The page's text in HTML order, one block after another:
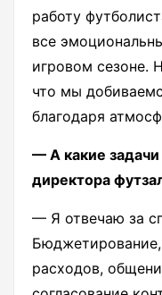
работу
все
игровом сезоне.
что мы
благодаря
— А какие задачи
директора
— Я отвечаю за
расходов,